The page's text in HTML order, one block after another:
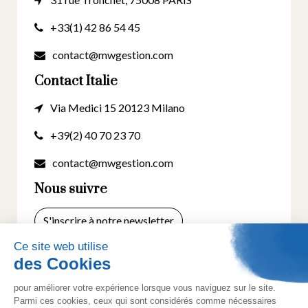
+33(1) 42 86 54 45
contact@mwgestion.com
Contact Italie
Via Medici 15 20123 Milano
+39(2) 40 70 23 70
contact@mwgestion.com
Nous suivre
S'inscrire à notre newsletter
© 2025 Tous droits réservés. Créé par Actusite.fr
Mentions légales-Cookies- Politique de
confidentialité